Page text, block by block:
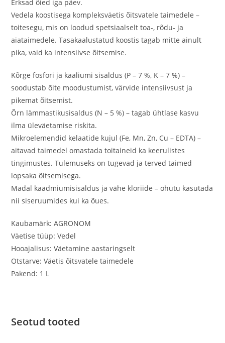
Erksad õied iga päev.
Vedela koostisega kompleksväetis õitsvatele taimedele –
toitesegu, mis on loodud spetsiaalselt toa-, rõdu- ja
aiataimedele. Tasakaalustatud koostis tagab mitte ainult
pika, vaid ka intensiivse õitsemise.
Kõrge fosfori ja kaaliumi sisaldus (P – 7 %, K – 7 %) –
soodustab õite moodustumist, värvide intensiivsust ja
pikemat õitsemist.
Õrn lämmastikusisaldus (N – 5 %) – tagab ühtlase kasvu
ilma üleväetamise riskita.
Mikroelemendid kelaatide kujul (Fe, Mn, Zn, Cu – EDTA) –
aitavad taimedel omastada toitaineid ka keerulistes
tingimustes. Tulemuseks on tugevad ja terved taimed
lopsaka õitsemisega.
Madal kaadmiumisisaldus ja vähe kloriide – ohutu kasutada
nii siseruumides kui ka õues.
Kaubamärk: AGRONOM
Väetise tüüp: Vedel
Hooajalisus: Väetamine aastaringselt
Otstarve: Väetis õitsvatele taimedele
Pakend: 1 L
Seotud tooted